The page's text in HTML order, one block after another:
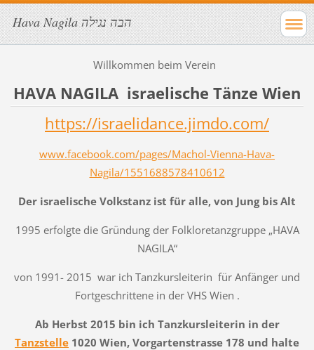
Hava Nagila הבה נגילה
Willkommen beim Verein
HAVA NAGILA israelische Tänze Wien
https://israelidance.jimdo.com/
www.facebook.com/pages/Machol-Vienna-Hava-
Nagila/1551688578410612
Der israelische Volkstanz ist für alle, von Jung bis Alt
1995 erfolgte die Gründung der Folkloretanzgruppe „HAVA
NAGILA“
von 1991- 2015 war ich Tanzkursleiterin für Anfänger und
Fortgeschrittene in der VHS Wien .
Ab Herbst 2015 bin ich Tanzkursleiterin in der
Tanzstelle 1020 Wien, Vorgartenstrasse 178 und halte